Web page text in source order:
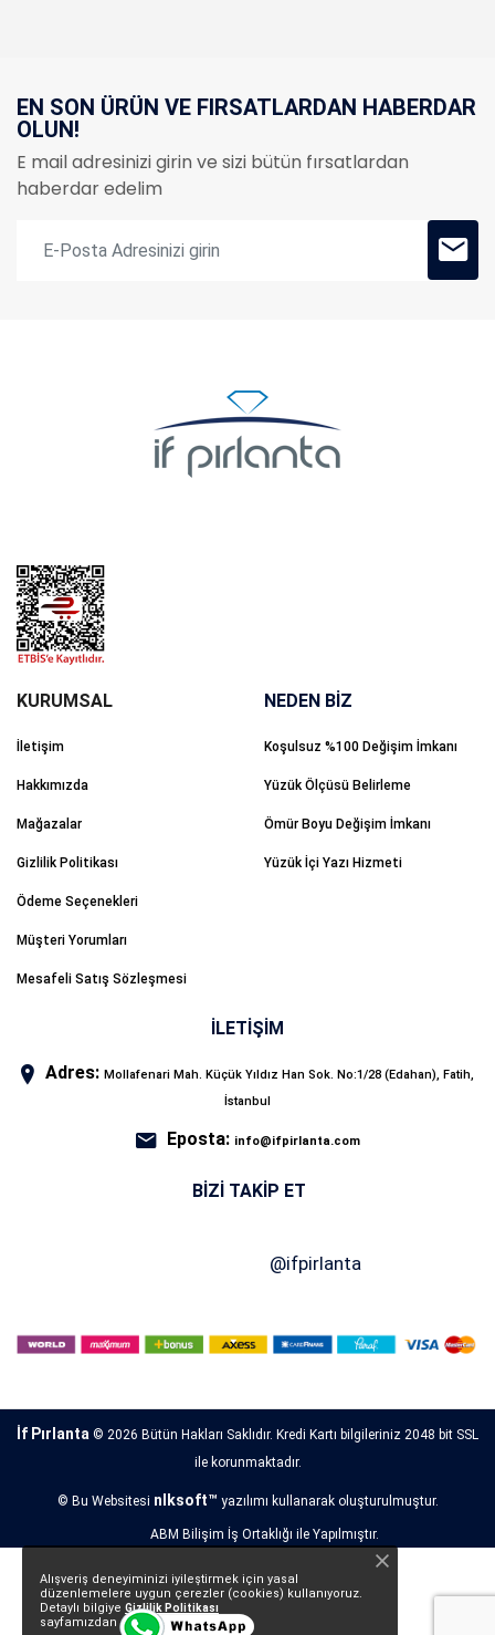
EN SON ÜRÜN VE FIRSATLARDAN HABERDAR
OLUN!
E mail adresinizi girin ve sizi bütün fırsatlardan
haberdar edelim
İletişim
Hakkımızda
Mağazalar
Gizlilik Politikası
Ödeme Seçenekleri
Müşteri Yorumları
Mesafeli Satış Sözleşmesi
NEDEN BİZ
Koşulsuz %100 Değişim İmkanı
Yüzük Ölçüsü Belirleme
Ömür Boyu Değişim İmkanı
Yüzük İçi Yazı Hizmeti
İLETİŞİM
Adres: Mollafenari Mah. Küçük Yıldız Han Sok. No:1/28 (Edahan), Fatih,
İstanbul
Eposta: info@ifpirlanta.com
BIZI TAKIP ET
ABM Bilişim İş Ortaklığı ile Yapılmıştır.
İf Pırlanta © 2026 Bütün Hakları Saklıdır. Kredi Kartı bilgileriniz 2048 bit SSL
ile korunmaktadır.
© Bu Websitesi nlksoft™ yazılımı kullanarak oluşturulmuştur.
Alışveriş deneyiminizi iyileştirmek için yasal
düzenlemelere uygun çerezler (cookies) kullanıyoruz.
Detaylı bilgiye Gizlilik Politikası
sayfamızdan erişebilirsiniz.